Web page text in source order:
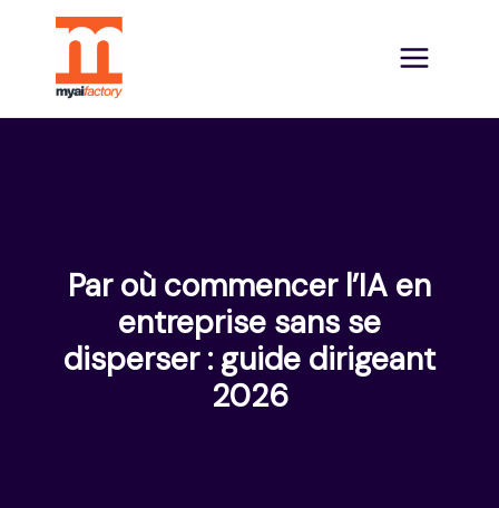
Par où commencer l’IA en
entreprise sans se
disperser : guide dirigeant
2026